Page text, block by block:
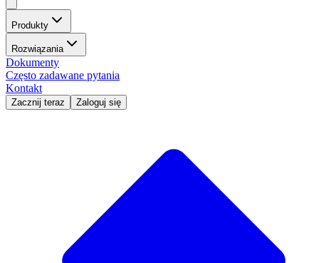
Produkty
Rozwiązania
Dokumenty
Często zadawane pytania
Kontakt
Zacznij teraz Zaloguj się